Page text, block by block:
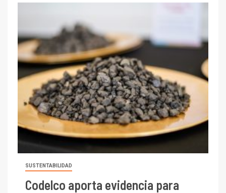
SUSTENTABILIDAD
Codelco aporta evidencia para